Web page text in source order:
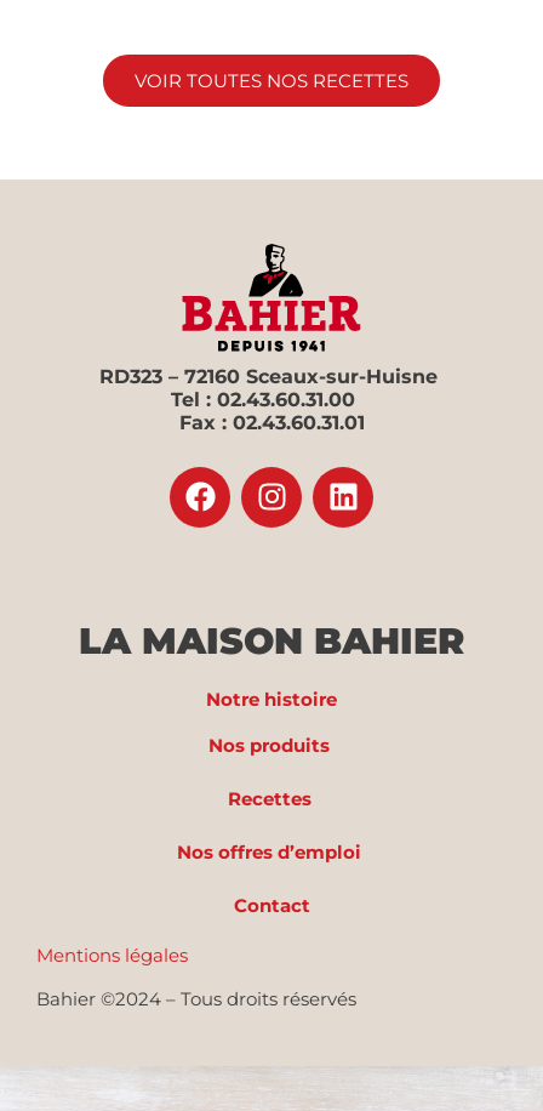
VOIR TOUTES NOS RECETTES
RD323 – 72160 Sceaux-sur-Huisne
Tel : 02.43.60.31.00
Fax : 02.43.60.31.01
LA MAISON BAHIER
Notre histoire
Nos produits
Recettes
Nos offres d’emploi
Contact
Mentions légales
Bahier ©2024 – Tous droits réservés